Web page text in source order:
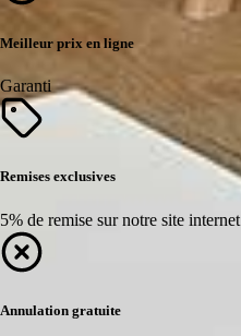
Meilleur prix en ligne
Garanti
Remises exclusives
5% de remise sur notre site internet
Annulation gratuite